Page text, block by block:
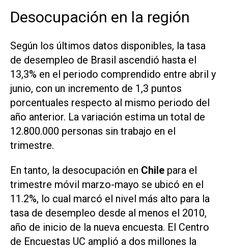
Desocupación en la región
Según los últimos datos disponibles, la tasa
de desempleo de Brasil ascendió hasta el
13,3% en el periodo comprendido entre abril y
junio, con un incremento de 1,3 puntos
porcentuales respecto al mismo periodo del
año anterior. La variación estima un total de
12.800.000 personas sin trabajo en el
trimestre.
En tanto, la desocupación en Chile para el
trimestre móvil marzo-mayo se ubicó en el
11.2%, lo cual marcó el nivel más alto para la
tasa de desempleo desde al menos el 2010,
año de inicio de la nueva encuesta. El Centro
de Encuestas UC amplió a dos millones la